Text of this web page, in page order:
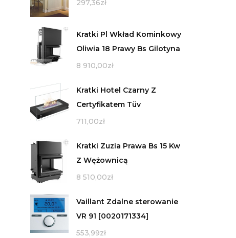
297,36zł
Kratki Pl Wkład Kominkowy
Oliwia 18 Prawy Bs Gilotyna
8 910,00zł
Kratki Hotel Czarny Z
Certyfikatem Tüv
711,00zł
Kratki Zuzia Prawa Bs 15 Kw
Z Wężownicą
8 510,00zł
Vaillant Zdalne sterowanie
VR 91 [0020171334]
553,99zł